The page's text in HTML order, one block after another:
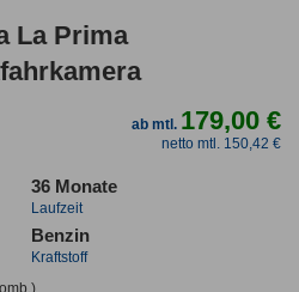
La Prima
ab mtl. 179,00 €
netto mtl. 150,42 €
36 Monate
Laufzeit
Benzin
Kraftstoff